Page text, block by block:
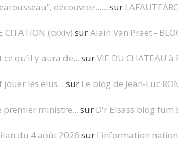
découvrez...... sur
CITATION (cxxiv) surAlain Van Praet -
qu’il y aura de... surVIE DU CHATEAU à
les élus... sur Le blog de Jean-Luc
premier ministre... sur D'r Elsass blog fum
du 4 août 2026 sur l'information